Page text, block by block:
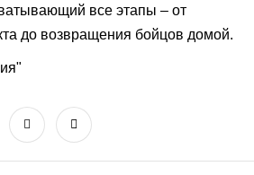
все этапы – от
до возвращения бойцов домой.